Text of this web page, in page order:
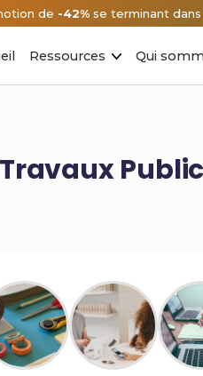
de -42%se terminant dans
Ressources Qui